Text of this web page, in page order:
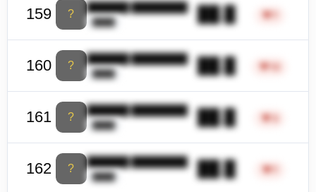
159 ?
██████ ████████
████ ██.█ ▼
160 ?
██████ ████████
████ ██.█ ▼ 12
161 ?
██████ ████████
████ ██.█ ▼
162 ?
██████ ████████
████ ██.█ ▼